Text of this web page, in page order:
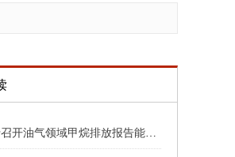
油气领域甲烷排放报告能力建设培训的通知